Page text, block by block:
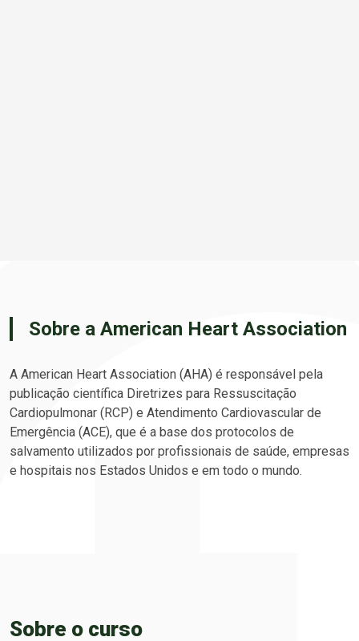
Sobre a American Heart Association
A American Heart Association (AHA) é responsável pela
publicação científica Diretrizes para Ressuscitação
Cardiopulmonar (RCP) e Atendimento Cardiovascular de
Emergência (ACE), que é a base dos protocolos de
salvamento utilizados por profissionais de saúde, empresas
e hospitais nos Estados Unidos e em todo o mundo.
Sobre o curso